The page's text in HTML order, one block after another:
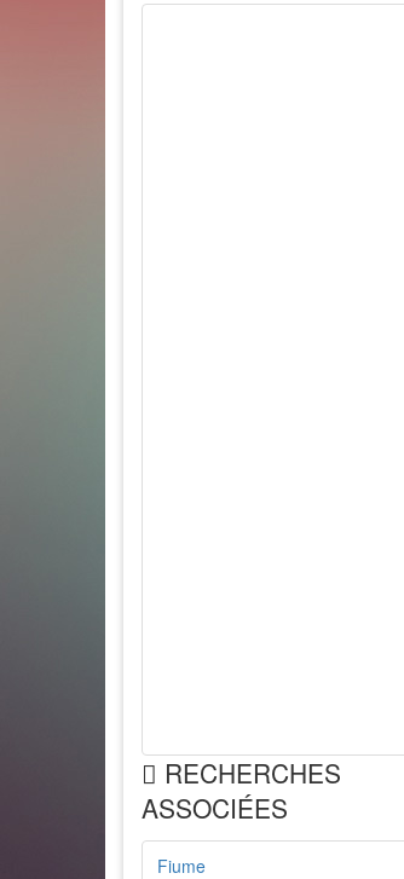
RECHERCHES
ASSOCIÉES
Fiume